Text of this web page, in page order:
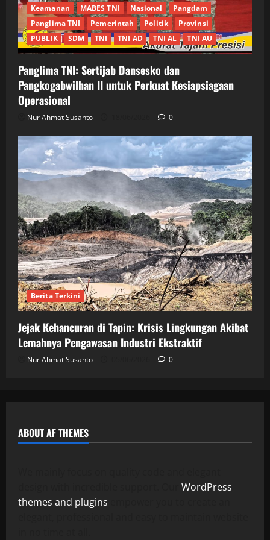
Keamanan MABES TNI Nasional
Pangdam
Panglima TNI
Pemerintah Politik
Provinsi
PUBLIK
SDM TNI TNI AD TNI AL TNI AU
Panglima TNI: Sertijab Dansesko dan
Pangkogabwilhan II untuk Perkuat Kesiapsiagaan
Operasional
Nur Ahmat Susanto 0
Berita Terkini
Jejak Kehancuran di Tapin: Krisis Lingkungan Akibat
Lemahnya Pengawasan Industri Ekstraktif
Nur Ahmat Susanto 0
ABOUT AF THEMES
WordPress
themes and plugins